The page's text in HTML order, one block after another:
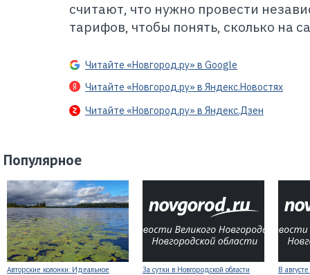
считают, что нужно провести
тарифов, чтобы понять, сколько на
Читайте «Новгород.ру» в Google
Читайте «Новгород.ру» в Яндекс.Новостях
Читайте «Новгород.ру» в Яндекс.Дзен
Популярное
Авторские колонки: Идеальное
За сутки в Новгородской области
В